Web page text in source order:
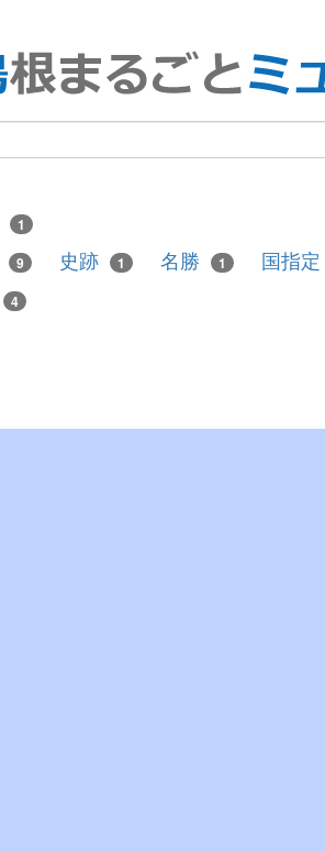
1
9 史跡 1 名勝 1 国指定
4